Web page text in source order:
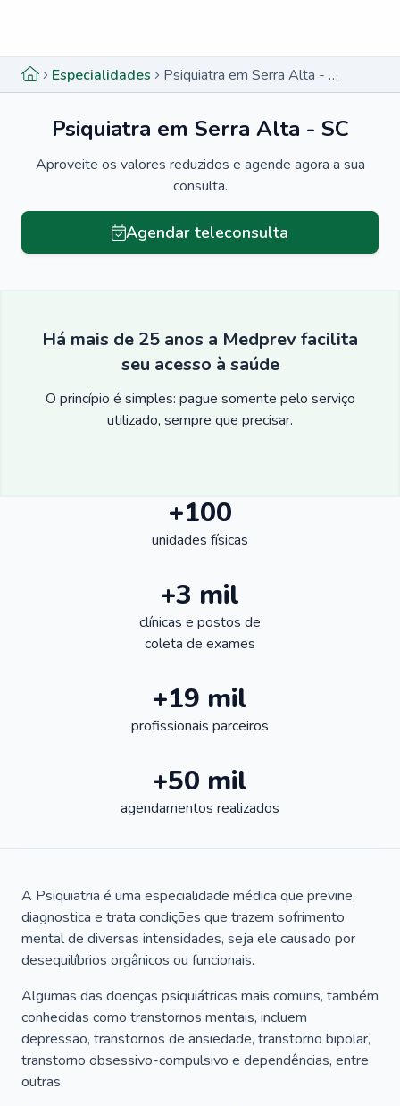
Especialidades Psiquiatra em Serra Alta - SC
Psiquiatra em Serra Alta - SC
Aproveite os valores reduzidos e agende agora a sua
consulta.
Agendar teleconsulta
Há mais de 25 anos a Medprev facilita
seu acesso à saúde
O princípio é simples: pague somente pelo serviço
utilizado, sempre que precisar.
+100
unidades físicas
+3 mil
clínicas e postos de
coleta de exames
+19 mil
profissionais parceiros
+50 mil
agendamentos realizados
A Psiquiatria é uma especialidade médica que previne,
diagnostica e trata condições que trazem sofrimento
mental de diversas intensidades, seja ele causado por
desequilíbrios orgânicos ou funcionais.
Algumas das doenças psiquiátricas mais comuns, também
conhecidas como transtornos mentais, incluem
depressão, transtornos de ansiedade, transtorno bipolar,
transtorno obsessivo-compulsivo e dependências, entre
outras.